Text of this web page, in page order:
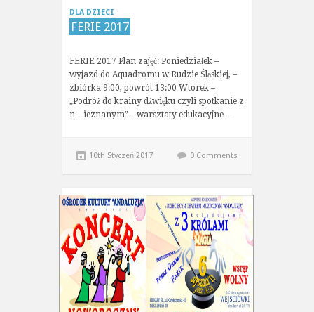
DLA DZIECI
FERIE 2017
FERIE 2017 Plan zajęć: Poniedziałek –
wyjazd do Aquadromu w Rudzie Śląskiej, –
zbiórka 9:00, powrót 13:00 Wtorek –
„Podróż do krainy dźwięku czyli spotkanie z
n…ieznanym” – warsztaty edukacyjne…
10th Styczeń 2017 0 Comments